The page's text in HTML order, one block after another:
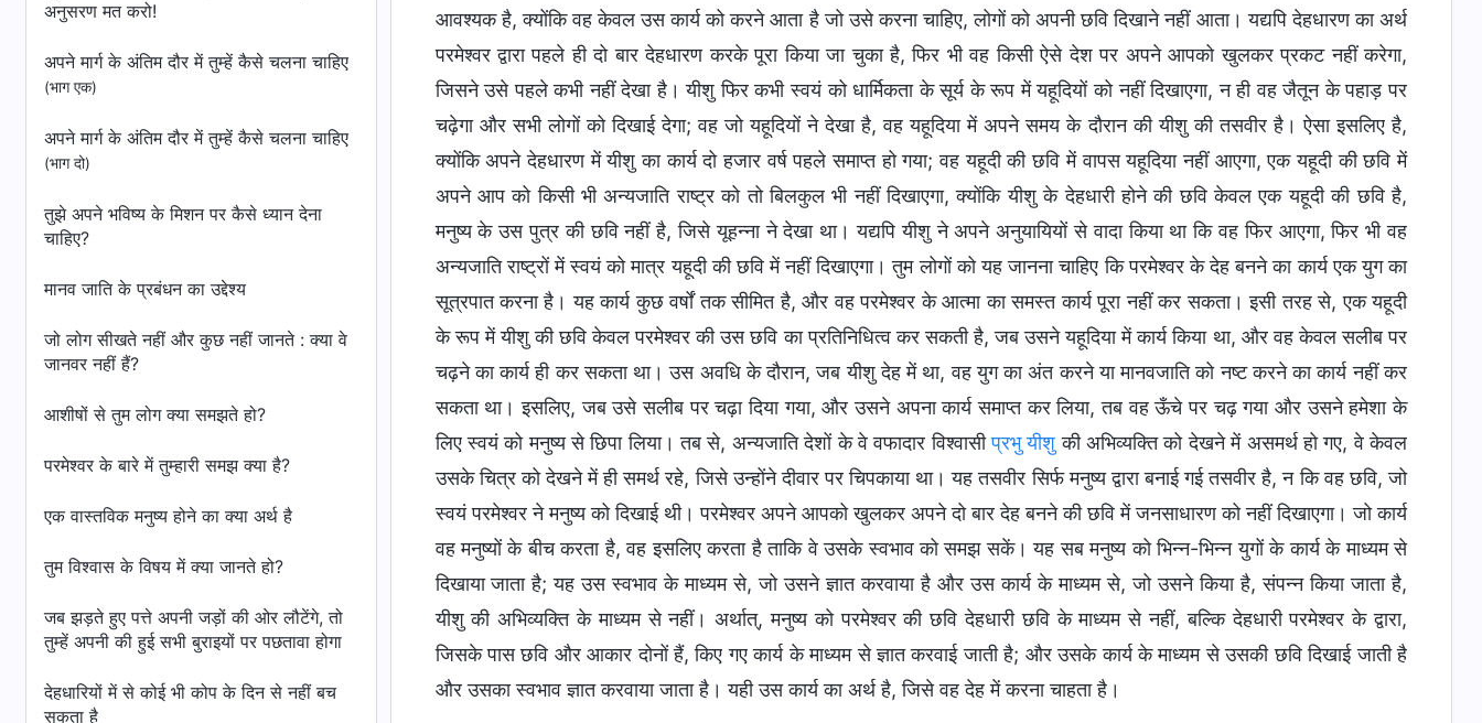
अनुसरण मत करो!
अपने मार्ग के अंतिम दौर में तुम्हें कैसे चलना चाहिए
(भाग एक)
अपने मार्ग के अंतिम दौर में तुम्हें कैसे चलना चाहिए
(भाग दो)
तुझे अपने भविष्य के मिशन पर कैसे ध्यान देना
चाहिए?
मानव जाति के प्रबंधन का उद्देश्य
जो लोग सीखते नहीं और कुछ नहीं जानते : क्या वे
जानवर नहीं हैं?
आशीषों से तुम लोग क्या समझते हो?
परमेश्वर के बारे में तुम्हारी समझ क्या है?
एक वास्तविक मनुष्य होने का क्या अर्थ है
तुम विश्वास के विषय में क्या जानते हो?
जब झड़ते हुए पत्ते अपनी जड़ों की ओर लौटेंगे, तो
तुम्हें अपनी की हुई सभी बुराइयों पर पछतावा होगा
देहधारियों में से कोई भी कोप के दिन से नहीं बच
सकता है
आवश्यक है, क्योंकि वह केवल उस कार्य को करने आता है जो उसे करना चाहिए, लोगों को अपनी छवि दिखाने नहीं आता। यद्यपि देहधारण का अर्थ
परमेश्वर द्वारा पहले ही दो बार देहधारण करके पूरा किया जा चुका है, फिर भी वह किसी ऐसे देश पर अपने आपको खुलकर प्रकट नहीं करेगा,
जिसने उसे पहले कभी नहीं देखा है। यीशु फिर कभी स्वयं को धार्मिकता के सूर्य के रूप में यहूदियों को नहीं दिखाएगा, न ही वह जैतून के पहाड़ पर
चढ़ेगा और सभी लोगों को दिखाई देगा; वह जो यहूदियों ने देखा है, वह यहूदिया में अपने समय के दौरान की यीशु की तसवीर है। ऐसा इसलिए है,
क्योंकि अपने देहधारण में यीशु का कार्य दो हजार वर्ष पहले समाप्त हो गया; वह यहूदी की छवि में वापस यहूदिया नहीं आएगा, एक यहूदी की छवि में
अपने आप को किसी भी अन्यजाति राष्ट्र को तो बिलकुल भी नहीं दिखाएगा, क्योंकि यीशु के देहधारी होने की छवि केवल एक यहूदी की छवि है,
मनुष्य के उस पुत्र की छवि नहीं है, जिसे यूहन्ना ने देखा था। यद्यपि यीशु ने अपने अनुयायियों से वादा किया था कि वह फिर आएगा, फिर भी वह
अन्यजाति राष्ट्रों में स्वयं को मात्र यहूदी की छवि में नहीं दिखाएगा। तुम लोगों को यह जानना चाहिए कि परमेश्वर के देह बनने का कार्य एक युग का
सूत्रपात करना है। यह कार्य कुछ वर्षों तक सीमित है, और वह परमेश्वर के आत्मा का समस्त कार्य पूरा नहीं कर सकता। इसी तरह से, एक यहूदी
के रूप में यीशु की छवि केवल परमेश्वर की उस छवि का प्रतिनिधित्व कर सकती है, जब उसने यहूदिया में कार्य किया था, और वह केवल सलीब पर
चढ़ने का कार्य ही कर सकता था। उस अवधि के दौरान, जब यीशु देह में था, वह युग का अंत करने या मानवजाति को नष्ट करने का कार्य नहीं कर
सकता था। इसलिए, जब उसे सलीब पर चढ़ा दिया गया, और उसने अपना कार्य समाप्त कर लिया, तब वह ऊँचे पर चढ़ गया और उसने हमेशा के
लिए स्वयं को मनुष्य से छिपा लिया। तब से, अन्यजाति देशों के वे वफादार विश्वासीप्रभु यीशु की अभिव्यक्ति को देखने में असमर्थ हो गए, वे केवल
उसके चित्र को देखने में ही समर्थ रहे, जिसे उन्होंने दीवार पर चिपकाया था। यह तसवीर सिर्फ मनुष्य द्वारा बनाई गई तसवीर है, न कि वह छवि, जो
स्वयं परमेश्वर ने मनुष्य को दिखाई थी। परमेश्वर अपने आपको खुलकर अपने दो बार देह बनने की छवि में जनसाधारण को नहीं दिखाएगा। जो कार्य
वह मनुष्यों के बीच करता है, वह इसलिए करता है ताकि वे उसके स्वभाव को समझ सकें। यह सब मनुष्य को भिन्न-भिन्न युगों के कार्य के माध्यम से
दिखाया जाता है; यह उस स्वभाव के माध्यम से, जो उसने ज्ञात करवाया है और उस कार्य के माध्यम से, जो उसने किया है, संपन्न किया जाता है,
यीशु की अभिव्यक्ति के माध्यम से नहीं। अर्थात्, मनुष्य को परमेश्वर की छवि देहधारी छवि के माध्यम से नहीं, बल्कि देहधारी परमेश्वर के द्वारा,
जिसके पास छवि और आकार दोनों हैं, किए गए कार्य के माध्यम से ज्ञात करवाई जाती है; और उसके कार्य के माध्यम से उसकी छवि दिखाई जाती है
और उसका स्वभाव ज्ञात करवाया जाता है। यही उस कार्य का अर्थ है, जिसे वह देह में करना चाहता है।